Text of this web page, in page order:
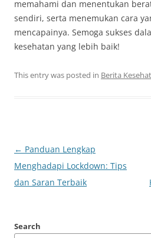
memahami dan menentukan
sendiri, serta menemukan cara
mencapainya. Semoga sukses
kesehatan yang lebih baik!
This entry was posted in Berita
Post
navigation
← Panduan Lengkap
Menghadapi Lockdown: Tips
dan Saran Terbaik
Search